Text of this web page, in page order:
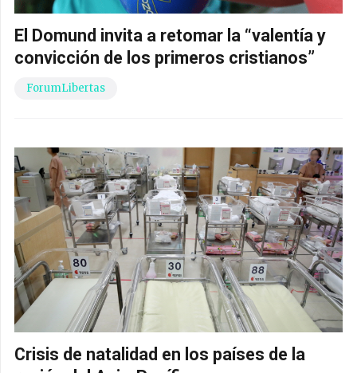
El Domund invita a retomar la “valentía y
convicción de los primeros cristianos”
ForumLibertas
Crisis de natalidad en los países de la